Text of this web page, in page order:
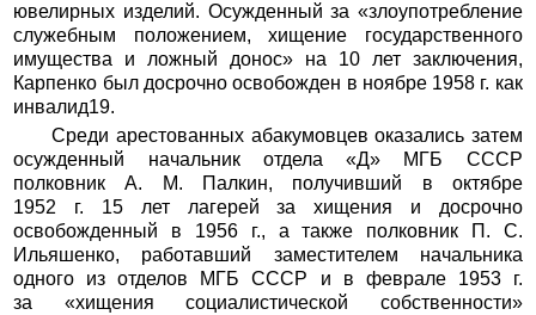
ювелирных изделий. Осужденный за «злоупотребление
служебным положением, хищение государственного
имущества и ложный донос» на 10 лет заключения,
Карпенко был досрочно освобожден в ноябре 1958 г. как
инвалид19.
Среди арестованных абакумовцев оказались затем
осужденный начальник отдела «Д» МГБ СССР
полковник А. М. Палкин, получивший в октябре
1952 г. 15 лет лагерей за хищения и досрочно
освобожденный в 1956 г., а также полковник П. С.
Ильяшенко, работавший заместителем начальника
одного из отделов МГБ СССР и в феврале 1953 г.
за «хищения социалистической собственности»